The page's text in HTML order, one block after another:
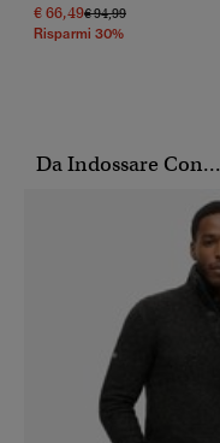
€ 66,49Prezzo Ridotto Da
€ 94,99A
Risparmi 30%
Da Indossare Con...